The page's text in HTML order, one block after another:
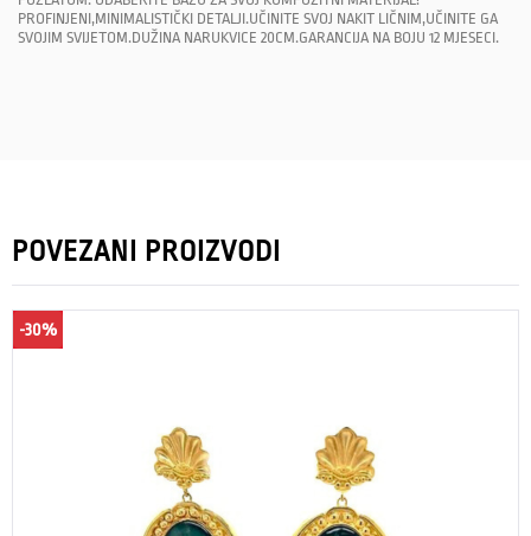
PROFINJENI,MINIMALISTIČKI DETALJI.UČINITE SVOJ NAKIT LIČNIM,UČINITE GA
SVOJIM SVIJETOM.DUŽINA NARUKVICE 20CM.GARANCIJA NA BOJU 12 MJESECI.
POVEZANI PROIZVODI
-30%